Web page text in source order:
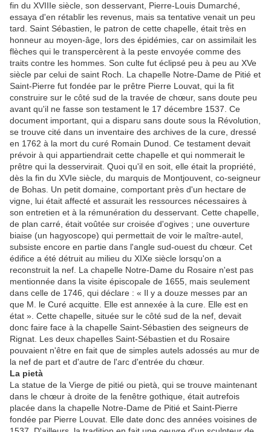
fin du XVIIIe siècle, son desservant, Pierre-Louis Dumarché,
essaya d'en rétablir les revenus, mais sa tentative venait un peu
tard. Saint Sébastien, le patron de cette chapelle, était très en
honneur au moyen-âge, lors des épidémies, car on assimilait les
flèches qui le transpercèrent à la peste envoyée comme des
traits contre les hommes. Son culte fut éclipsé peu à peu au XVe
siècle par celui de saint Roch. La chapelle Notre-Dame de Pitié et
Saint-Pierre fut fondée par le prêtre Pierre Louvat, qui la fit
construire sur le côté sud de la travée de chœur, sans doute peu
avant qu'il ne fasse son testament le 17 décembre 1537. Ce
document important, qui a disparu sans doute sous la Révolution,
se trouve cité dans un inventaire des archives de la cure, dressé
en 1762 à la mort du curé Romain Dunod. Ce testament devait
prévoir à qui appartiendrait cette chapelle et qui nommerait le
prêtre qui la desservirait. Quoi qu'il en soit, elle était la propriété,
dès la fin du XVIe siècle, du marquis de Montjouvent, co-seigneur
de Bohas. Un petit domaine, comportant près d'un hectare de
vigne, lui était affecté et assurait les ressources nécessaires à
son entretien et à la rémunération du desservant. Cette chapelle,
de plan carré, était voûtée sur croisée d'ogives ; une ouverture
biaise (un hagyoscope) qui permettait de voir le maître-autel,
subsiste encore en partie dans l'angle sud-ouest du chœur. Cet
édifice a été détruit au milieu du XIXe siècle lorsqu'on a
reconstruit la nef. La chapelle Notre-Dame du Rosaire n'est pas
mentionnée dans la visite épiscopale de 1655, mais seulement
dans celle de 1746, qui déclare : « Il y a douze messes par an
que M. le Curé acquitte. Elle est annexée à la cure. Elle est en
état ». Cette chapelle, située sur le côté sud de la nef, devait
donc faire face à la chapelle Saint-Sébastien des seigneurs de
Rignat. Les deux chapelles Saint-Sébastien et du Rosaire
pouvaient n'être en fait que de simples autels adossés au mur de
la nef de part et d'autre de l'arc d'entrée du chœur.
La pietà
La statue de la Vierge de pitié ou pietà, qui se trouve maintenant
dans le chœur à droite de la fenêtre gothique, était autrefois
placée dans la chapelle Notre-Dame de Pitié et Saint-Pierre
fondée par Pierre Louvat. Elle date donc des années voisines de